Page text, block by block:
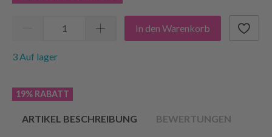
In den Warenkorb
3 Auf lager
19% RABATT
ARTIKEL BESCHREIBUNG BEWERTUNGEN